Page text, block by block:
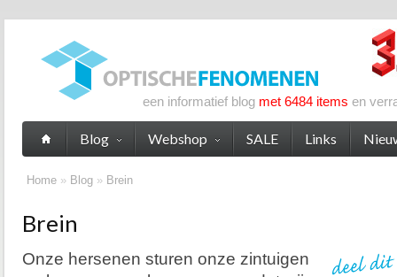
een informatief blog met 6484 items en
Home » Blog » Brein
Brein
Onze hersenen sturen onze zintuigen
Blog Webshop SALE Links